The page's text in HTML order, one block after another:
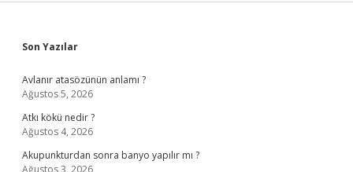
Sidebar
Son Yazılar
Avlanır atasözünün anlamı ?
Ağustos 5, 2026
Atkı kökü nedir ?
Ağustos 4, 2026
Akupunkturdan sonra banyo yapılır mı ?
Ağustos 3, 2026